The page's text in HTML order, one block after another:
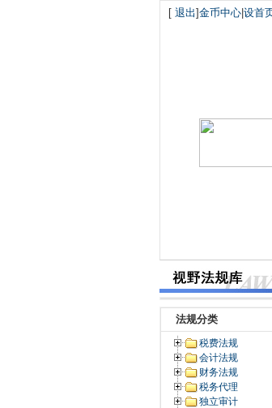
[ 退出]金币中心 设首
法规分类
税费法规
会计法规
财务法规
税务代理
独立审计